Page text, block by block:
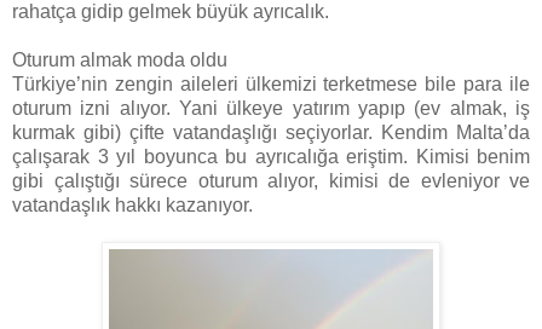
rahatça gidip gelmek büyük ayrıcalık.
Oturum almak moda oldu
Türkiye’nin zengin aileleri ülkemizi terketmese bile para ile
oturum izni alıyor. Yani ülkeye yatırım yapıp (ev almak, iş
kurmak gibi) çifte vatandaşlığı seçiyorlar. Kendim Malta’da
çalışarak 3 yıl boyunca bu ayrıcalığa eriştim. Kimisi benim
gibi çalıştığı sürece oturum alıyor, kimisi de evleniyor ve
vatandaşlık hakkı kazanıyor.